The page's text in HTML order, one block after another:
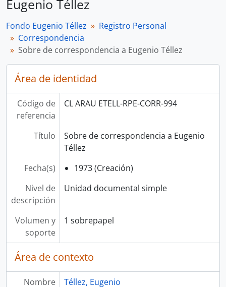
Eugenio Téllez
Fondo Eugenio Téllez
Registro Personal
Correspondencia
Sobre de correspondencia a Eugenio Téllez
Área de identidad
Código de
referencia
CL ARAU ETELL-RPE-CORR-994
Título
Sobre de correspondencia a Eugenio
Téllez
Fecha(s)
1973 (Creación)
Nivel de
descripción
Unidad documental simple
Volumen y
soporte
1 sobrepapel
Área de contexto
Nombre
Téllez, Eugenio